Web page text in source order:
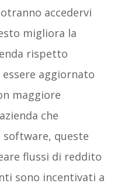
accedervi
migliora la
rispetto
aggiornato
maggiore
che
queste
flussi di reddito
sono incentivati a